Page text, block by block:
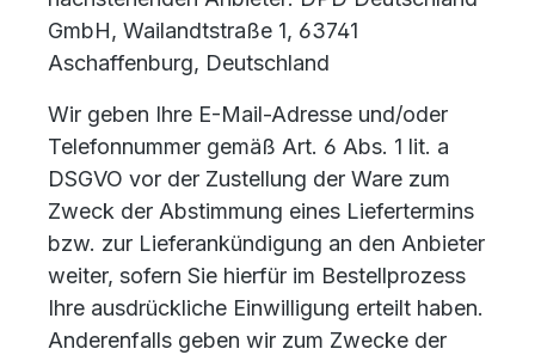
GmbH, Wailandtstraße 1, 63741
Aschaffenburg, Deutschland
Wir geben Ihre E-Mail-Adresse und/oder
Telefonnummer gemäß Art. 6 Abs. 1 lit. a
DSGVO vor der Zustellung der Ware zum
Zweck der Abstimmung eines Liefertermins
bzw. zur Lieferankündigung an den Anbieter
weiter, sofern Sie hierfür im Bestellprozess
Ihre ausdrückliche Einwilligung erteilt haben.
Anderenfalls geben wir zum Zwecke der